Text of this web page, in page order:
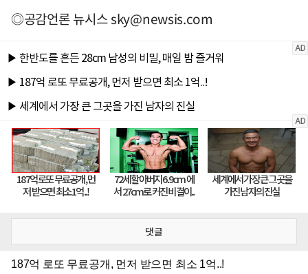
◎공감언론 뉴시스sky@newsis.com
댓글